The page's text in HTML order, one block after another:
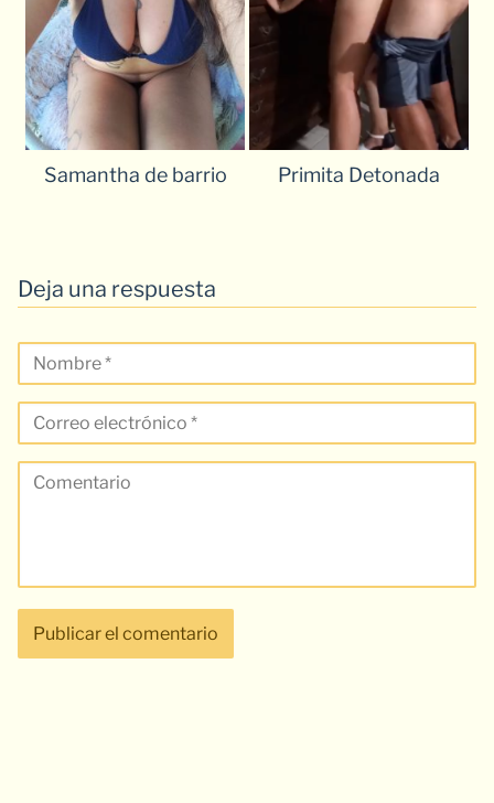
Samantha de barrio Primita Detonada
Deja una respuesta